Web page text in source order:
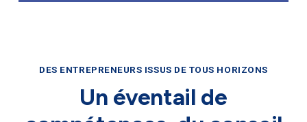
DES ENTREPRENEURS ISSUS DE TOUS HORIZONS
Un éventail de